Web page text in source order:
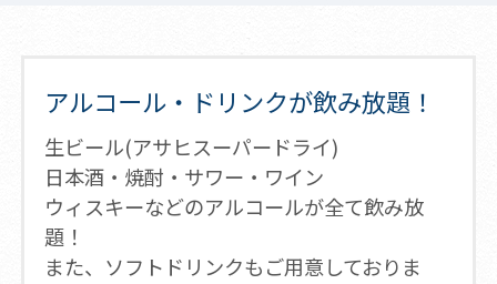
アルコール・ドリンクが飲み放題！
生ビール(アサヒスーパードライ)
日本酒・焼酎・サワー・ワイン
ウィスキーなどのアルコールが全て飲み放
題！
また、ソフトドリンクもご用意しておりま